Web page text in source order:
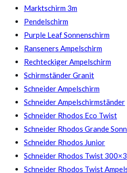
Marktschirm 3m
Pendelschirm
Purple Leaf Sonnenschirm
Ranseners Ampelschirm
Rechteckiger Ampelschirm
Schirmständer Granit
Schneider Ampelschirm
Schneider Ampelschirmständer
Schneider Rhodos Eco Twist
Schneider Rhodos Grande
Schneider Rhodos Junior
Schneider Rhodos Twist
Schneider Rhodos Twist